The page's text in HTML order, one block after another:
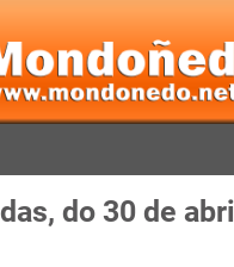
do 30 de